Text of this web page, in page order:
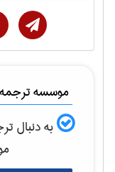
موسسه ترجمه
به دنبال